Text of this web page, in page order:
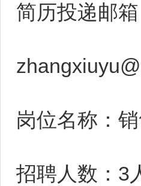
简历投递邮箱
岗位名称：
招聘人数：3